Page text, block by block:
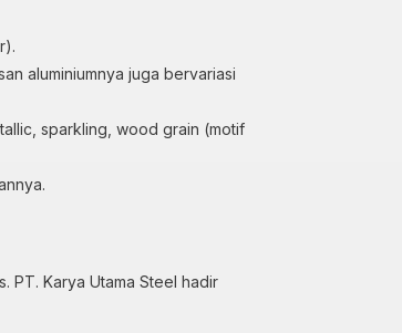
aluminiumnya juga bervariasi
sparkling, wood grain (motif
PT. Karya Utama Steel hadir